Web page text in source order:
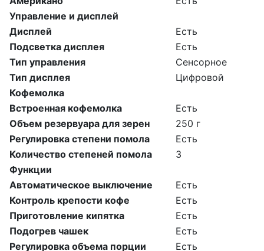
Управление и дисплей
Дисплей
Есть
Подсветка дисплея
Есть
Тип управления
Сенсорное
Тип дисплея
Цифровой
Кофемолка
Встроенная кофемолка
Есть
Объем резервуара для зерен
250 г
Регулировка степени помола
Есть
Количество степеней помола
3
Функции
Автоматическое выключение
Есть
Контроль крепости кофе
Есть
Приготовление кипятка
Есть
Подогрев чашек
Есть
Регулировка объема порции
Есть